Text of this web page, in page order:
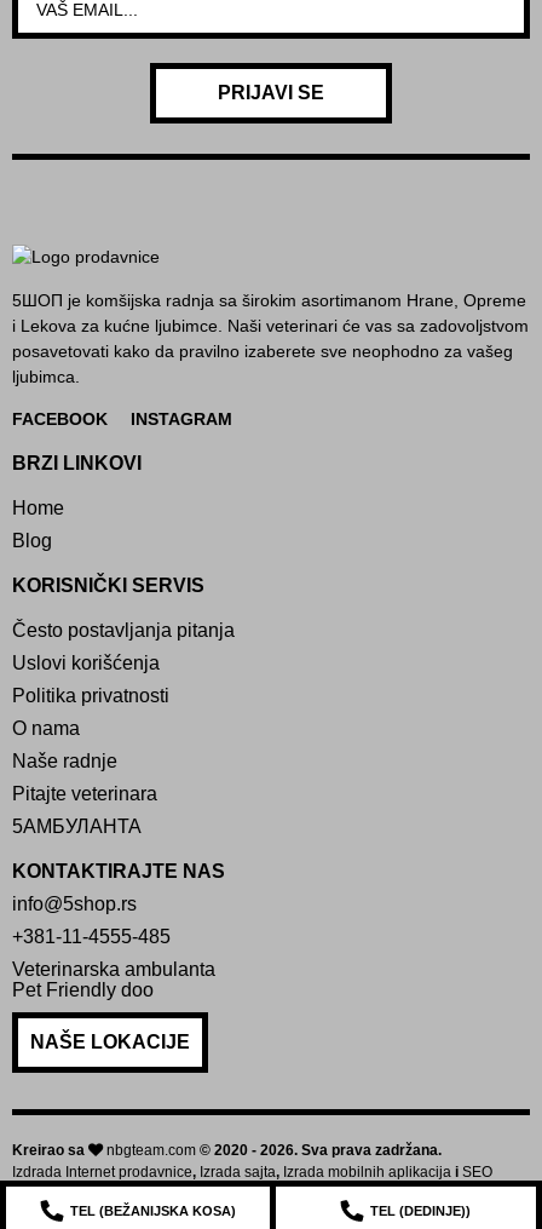
PRIJAVI SE
5ШОП je komšijska radnja sa širokim asortimanom Hrane, Opreme
i Lekova za kućne ljubimce. Naši veterinari će vas sa zadovoljstvom
posavetovati kako da pravilno izaberete sve neophodno za vašeg
ljubimca.
FACEBOOK INSTAGRAM
BRZI LINKOVI
Home
Blog
KORISNIČKI SERVIS
Često postavljanja pitanja
Uslovi korišćenja
Politika privatnosti
O nama
Naše radnje
Pitajte veterinara
5АМБУЛАНТА
KONTAKTIRAJTE NAS
info@5shop.rs
+381-11-4555-485
Veterinarska ambulanta
Pet Friendly doo
NAŠE LOKACIJE
Kreirao sa nbgteam.com © 2020 - 2026. Sva prava zadržana.
Izdrada Internet prodavnice, Izrada sajta, Izrada mobilnih aplikacija i SEO
TEL (BEŽANIJSKA KOSA) TEL (DEDINJE))